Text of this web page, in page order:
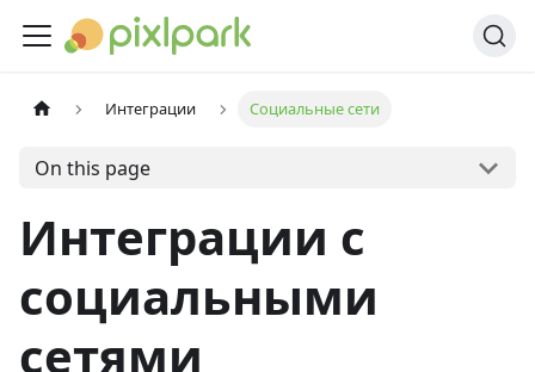
Интеграции Социальные сети
On this page
Интеграции с
социальными
сетями